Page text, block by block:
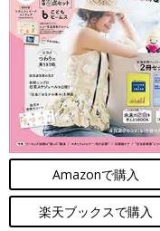
Amazonで購入
楽天ブックスで購入